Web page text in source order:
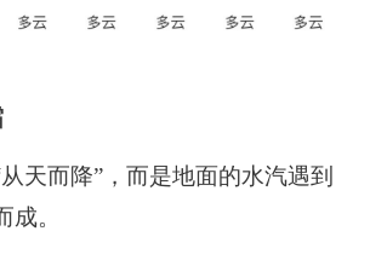
天而降”，而是地面的水汽遇到
成。